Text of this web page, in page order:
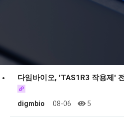
다임바이오, 'TAS1R3 작용제'
digmbio 08-06 5